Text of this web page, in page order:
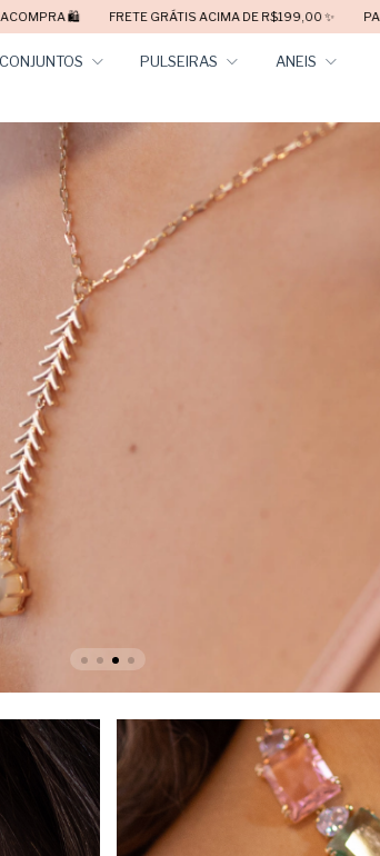
ACIMA DE R$199,00 ✨ PARCELE EM ATÉ 6X SEM JUROS ✨
CONJUNTOS PULSEIRAS
ANEIS